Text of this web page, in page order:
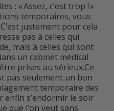
: « Assez, c’est trop ! »
temporaires, vous
justement pour cela
pas à celles qui
mais à celles qui sont
un cabinet médical
prises au sérieux.Ce
pas seulement un bon
temporaire des
enfin s’endormir le soir
que l’on veut sans